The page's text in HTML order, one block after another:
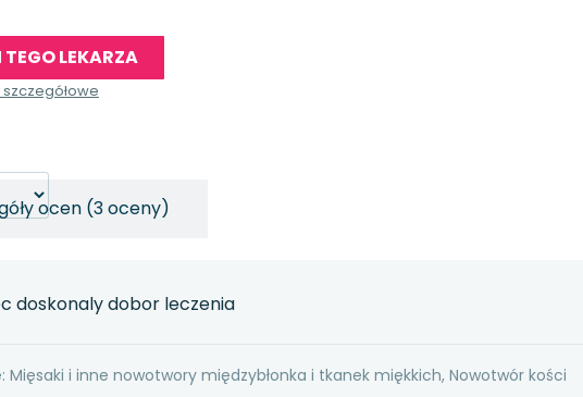
TEGO LEKARZA
ocen (3 oceny)
doskonaly dobor leczenia
Mięsaki i inne nowotwory międzybłonka i tkanek miękkich, Nowotwór kości